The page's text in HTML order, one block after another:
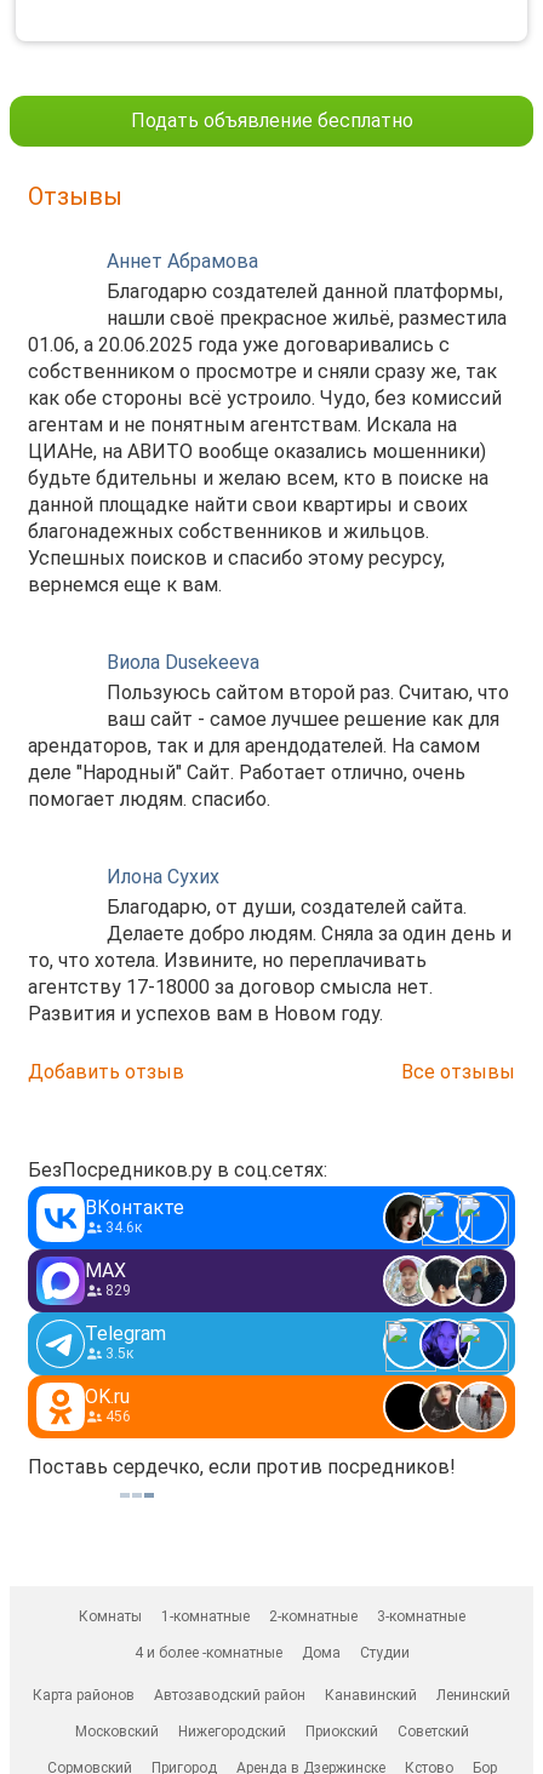
Подать объявление бесплатно
Отзывы
Аннет Абрамова
Благодарю создателей данной платформы,
нашли своё прекрасное жильё, разместила
01.06, а 20.06.2025 года уже договаривались с
собственником о просмотре и сняли сразу же, так
как обе стороны всё устроило. Чудо, без комиссий
агентам и не понятным агентствам. Искала на
ЦИАНе, на АВИТО вообще оказались мошенники)
будьте бдительны и желаю всем, кто в поиске на
данной площадке найти свои квартиры и своих
благонадежных собственников и жильцов.
Успешных поисков и спасибо этому ресурсу,
вернемся еще к вам.
Виола Dusekeeva
Пользуюсь сайтом второй раз. Считаю, что
ваш сайт - самое лучшее решение как для
арендаторов, так и для арендодателей. На самом
деле "Народный" Сайт. Работает отлично, очень
помогает людям. спасибо.
Илона Сухих
Благодарю, от души, создателей сайта.
Делаете добро людям. Сняла за один день и
то, что хотела. Извините, но переплачивать
агентству 17-18000 за договор смысла нет.
Развития и успехов вам в Новом году.
Добавить отзыв Все отзывы
БезПосредников.ру в соц.сетях:
ВКонтакте
34.6к
MAX
829
Telegram
3.5к
OK.ru
456
Поставь сердечко, если против посредников!
Комнаты 1-комнатные 2-комнатные 3-комнатные
4 и более -комнатные Дома Студии
Карта районов Автозаводский район Канавинский Ленинский
Московский Нижегородский Приокский Советский
Сормовский Пригород Аренда в Дзержинске Кстово Бор